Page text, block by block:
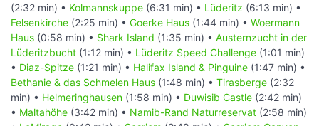
(2:32 min) • Kolmannskuppe (6:31 min) • Lüderitz (6:13 min) •
Felsenkirche (2:25 min) • Goerke Haus (1:44 min) • Woermann
Haus (0:58 min) • Shark Island (1:35 min) • Austernzucht in der
Lüderitzbucht (1:12 min) • Lüderitz Speed Challenge (1:01 min)
• Diaz-Spitze (1:21 min) • Halifax Island & Pinguine (1:47 min) •
Bethanie & das Schmelen Haus (1:48 min) • Tirasberge (2:32
min) • Helmeringhausen (1:58 min) • Duwisib Castle (2:42 min)
• Maltahöhe (3:42 min) • Namib-Rand Naturreservat (2:58 min)